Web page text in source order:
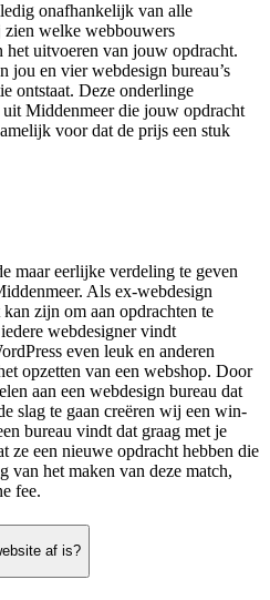
onafhankelijk van alle
welke webbouwers
uitvoeren van jouw opdracht.
jou en vier webdesign bureau’s
ontstaat. Deze onderlinge
Middenmeer die jouw opdracht
voor dat de prijs een stuk
maar eerlijke verdeling te geven
Als ex-webdesign
zijn om aan opdrachten te
webdesigner vindt
even leuk en anderen
opzetten van een webshop. Door
aan een webdesign bureau dat
slag te gaan creëren wij een win-
bureau vindt dat graag met je
ze een nieuwe opdracht hebben die
van het maken van deze match,
fee.
af is?